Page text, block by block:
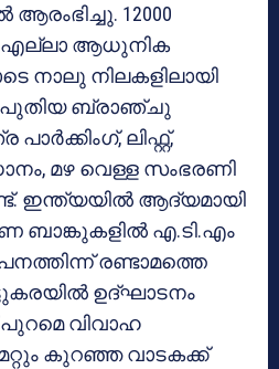
ആരംഭിച്ചു. 12000
എല്ലാ ആധുനിക
നാലു നിലകളിലായി
പുതിയ ബ്രാഞ്ചു
ലിഫ്റ്റ്,
മഴ വെള്ള സംഭരണി
ഇന്ത്യയില്‍ ആദ്യമായി
ബാങ്കുകളില്‍ എ.ടി.എം
രണ്ടാമത്തെ
ഉദ്ഘാടനം
വിവാഹ
കുറഞ്ഞ വാടകക്ക്